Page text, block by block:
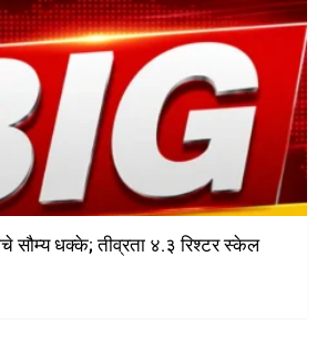
सौम्य धक्के; तीव्रता ४.३ रिश्टर स्केल